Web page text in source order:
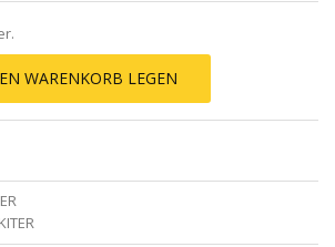
WARENKORB LEGEN